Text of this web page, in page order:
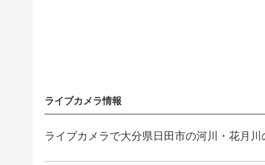
ライブカメラ情報
ライブカメラで大分県日田市の河川・花月